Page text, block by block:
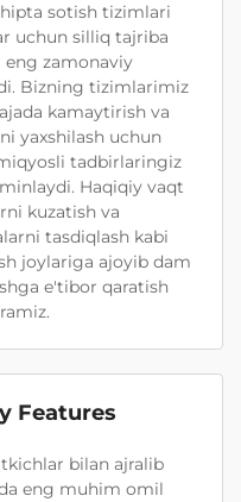
sotish tizimlari
uchun silliq tajriba
zamonaviy
Bizning tizimlarimiz
kamaytirish va
yaxshilash uchun
tadbirlaringiz
Haqiqiy vaqt
kuzatish va
tasdiqlash kabi
joylariga ajoyib dam
e'tibor qaratish
Features
bilan ajralib
eng muhim omil